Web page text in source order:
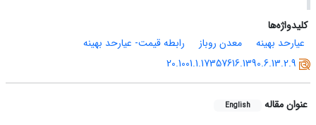
کلیدواژه‌ها
عیارحد بهینه
معدن روباز
رابطه قیمت- عیارحد بهینه
20.1001.1.17357616.1390.6.13.2.9
عنوان مقاله English